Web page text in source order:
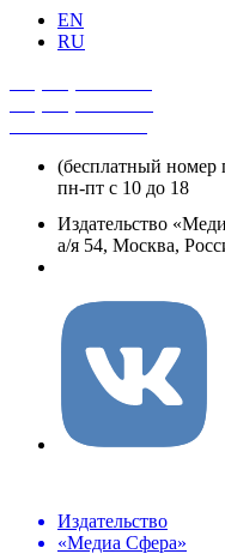
EN
RU
(бесплатный номер
пн-пт с 10 до 18
Издательство
а/я 54, Москва,
Издательство
«Медиа Сфера»